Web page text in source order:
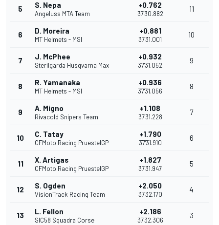
5 S. Nepa
Angeluss MTA Team
+0.762
37'30.882
11
6 D. Moreira
MT Helmets - MSI
+0.881
37'31.001
10
7 J. McPhee
Sterilgarda Husqvarna Max
+0.932
37'31.052
9
8 R. Yamanaka
MT Helmets - MSI
+0.936
37'31.056
8
9 A. Migno
Rivacold Snipers Team
+1.108
37'31.228
7
10 C. Tatay
CFMoto Racing PruestelGP
+1.790
37'31.910
6
11 X. Artigas
CFMoto Racing PruestelGP
+1.827
37'31.947
5
12 S. Ogden
VisionTrack Racing Team
+2.050
37'32.170
4
13 L. Fellon
SIC58 Squadra Corse
+2.186
37'32.306
3